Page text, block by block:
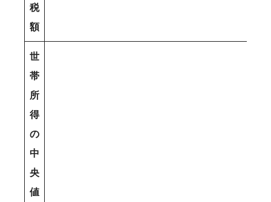
税
額
世
帯
所
得
の
中
央
値